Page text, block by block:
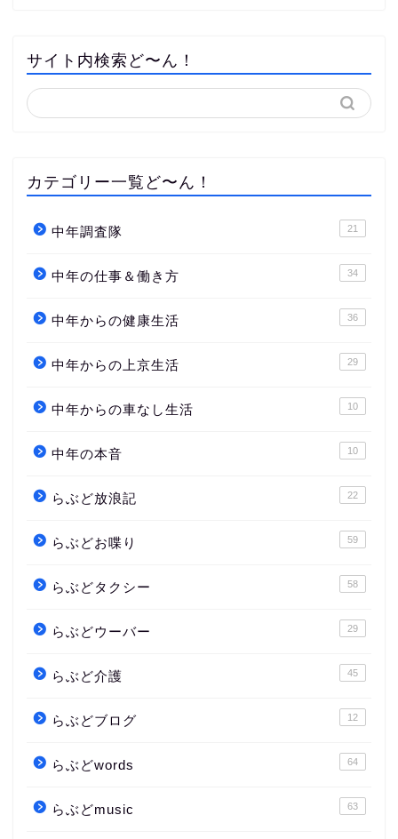
サイト内検索ど〜ん！
カテゴリー一覧ど〜ん！
中年調査隊 21
中年の仕事＆働き方 34
中年からの健康生活 36
中年からの上京生活 29
中年からの車なし生活 10
中年の本音 10
らぶど放浪記 22
らぶどお喋り 59
らぶどタクシー 58
らぶどウーバー 29
らぶど介護 45
らぶどブログ 12
らぶどwords 64
らぶどmusic 63